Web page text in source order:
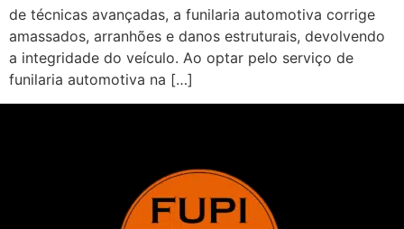
de técnicas avançadas, a funilaria automotiva corrige
amassados, arranhões e danos estruturais, devolvendo
a integridade do veículo. Ao optar pelo serviço de
funilaria automotiva na […]